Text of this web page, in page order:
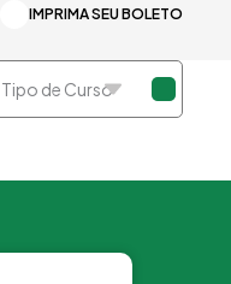
IMPRIMA SEU BOLETO